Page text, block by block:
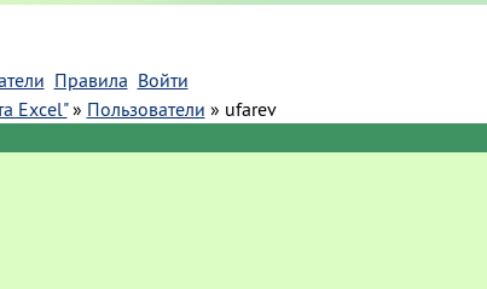
Правила Войти
Excel" » Пользователи » ufarev